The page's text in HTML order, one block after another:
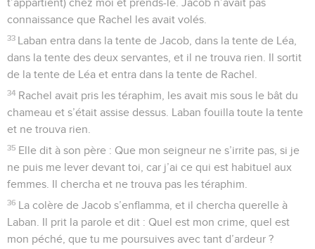
t’appartient) chez moi et prends-le. Jacob n’avait pas
connaissance que Rachel les avait volés.
33 Laban entra dans la tente de Jacob, dans la tente de Léa,
dans la tente des deux servantes, et il ne trouva rien. Il sortit
de la tente de Léa et entra dans la tente de Rachel.
34 Rachel avait pris les téraphim, les avait mis sous le bât du
chameau et s’était assise dessus. Laban fouilla toute la tente
et ne trouva rien.
35 Elle dit à son père : Que mon seigneur ne s’irrite pas, si je
ne puis me lever devant toi, car j’ai ce qui est habituel aux
femmes. Il chercha et ne trouva pas les téraphim.
36 La colère de Jacob s’enflamma, et il chercha querelle à
Laban. Il prit la parole et dit : Quel est mon crime, quel est
mon péché, que tu me poursuives avec tant d’ardeur ?